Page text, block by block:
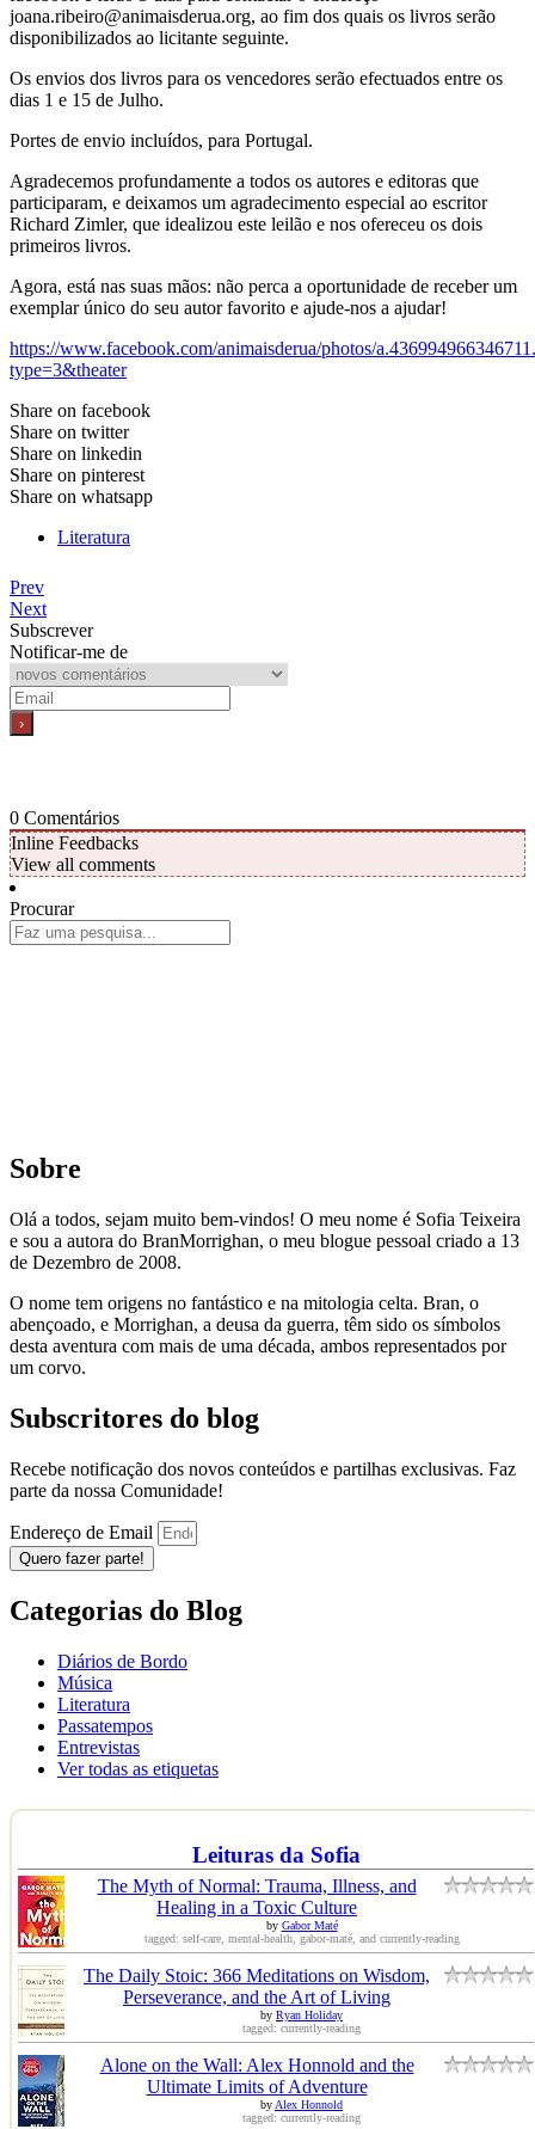
joana.ribeiro@animaisderua.org, ao fim dos quais os livros serão
disponibilizados ao licitante seguinte.
Os envios dos livros para os vencedores serão efectuados entre os
dias 1 e 15 de Julho.
Portes de envio incluídos, para Portugal.
Agradecemos profundamente a todos os autores e editoras que
participaram, e deixamos um agradecimento especial ao escritor
Richard Zimler, que idealizou este leilão e nos ofereceu os dois
primeiros livros.
Agora, está nas suas mãos: não perca a oportunidade de receber um
exemplar único do seu autor favorito e ajude-nos a ajudar!
https://www.facebook.com/animaisderua/photos/
type=3&theater
Share on facebook
Share on twitter
Share on linkedin
Share on pinterest
Share on whatsapp
Literatura
Prev
Next
Subscrever
Notificar-me de
0 Comentários
Inline Feedbacks
View all comments
Procurar
Sobre
Olá a todos, sejam muito bem-vindos! O meu nome é Sofia Teixeira
e sou a autora do BranMorrighan, o meu blogue pessoal criado a 13
de Dezembro de 2008.
O nome tem origens no fantástico e na mitologia celta. Bran, o
abençoado, e Morrighan, a deusa da guerra, têm sido os símbolos
desta aventura com mais de uma década, ambos representados por
um corvo.
Subscritores do blog
Recebe notificação dos novos conteúdos e partilhas exclusivas. Faz
parte da nossa Comunidade!
Endereço de Email
Quero fazer parte!
Categorias do Blog
Diários de Bordo
Música
Literatura
Passatempos
Entrevistas
Ver todas as etiquetas
Leituras da Sofia
The Myth of Normal: Trauma, Illness, and
Healing in a Toxic Culture
by Gabor Maté
tagged: self-care, mental-health, gabor-maté, and currently-reading
The Daily Stoic: 366 Meditations on Wisdom,
Perseverance, and the Art of Living
by Ryan Holiday
tagged: currently-reading
Alone on the Wall: Alex Honnold and the
Ultimate Limits of Adventure
byAlex Honnold
tagged: currently-reading